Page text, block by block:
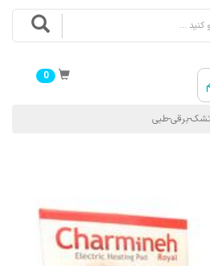
0
تشک-برقی-طبی